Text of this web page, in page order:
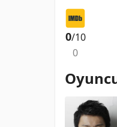
0/10
0